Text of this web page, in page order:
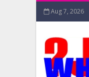
Aug 7, 2026